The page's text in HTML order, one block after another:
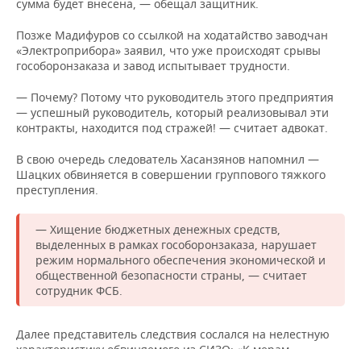
сумма будет внесена, — обещал защитник.
Позже Мадифуров со ссылкой на ходатайство заводчан
«Электроприбора» заявил, что уже происходят срывы
гособоронзаказа и завод испытывает трудности.
— Почему? Потому что руководитель этого предприятия
— успешный руководитель, который реализовывал эти
контракты, находится под стражей! — считает адвокат.
В свою очередь следователь Хасанзянов напомнил —
Шацких обвиняется в совершении группового тяжкого
преступления.
— Хищение бюджетных денежных средств,
выделенных в рамках гособоронзаказа, нарушает
режим нормального обеспечения экономической и
общественной безопасности страны, — считает
сотрудник ФСБ.
Далее представитель следствия сослался на нелестную